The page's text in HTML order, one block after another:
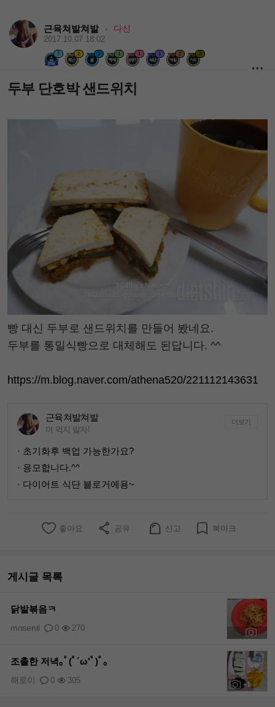
근육쳐발쳐발 · 다신
2017.10.07 18:02
7 2 2 1 1 1 2 2
두부 단호박 샌드위치
빵 대신 두부로 샌드위치를 만들어 봤네요.
두부를 통밀식빵으로 대체해도 된답니다. ^^
https://m.blog.naver.com/athena520/221112143631
근육쳐발쳐발
더 먹지 말자!
더보기
· 초기화후 백업 가능한가요?
· 응모합니다.^^
· 다이어트 식단 블로거에용~
좋아요 공유 신고 북마크
게시글 목록
닭발볶음ㅋ
0 270
mnsenti
+1
조촐한 저녁｡ﾟ(ﾟ´ω'ﾟ)ﾟ｡
0 305
해로이